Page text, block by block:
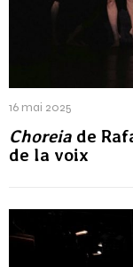
16 mai 2025
Choreia de
de la voix